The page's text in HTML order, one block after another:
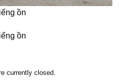
ồn
ồn
currently closed.